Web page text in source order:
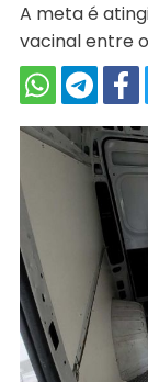
A meta é
vacinal entre